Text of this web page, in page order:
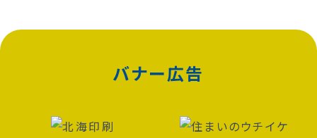
バナー広告